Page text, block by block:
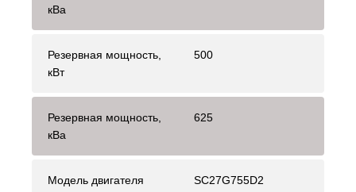
кВа
Резервная мощность,
кВт
500
Резервная мощность,
кВа
625
Модель двигателя SC27G755D2